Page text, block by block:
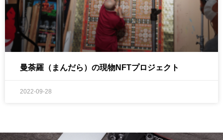
曼荼羅（まんだら）の現物NFTプロジェクト
2022-09-28